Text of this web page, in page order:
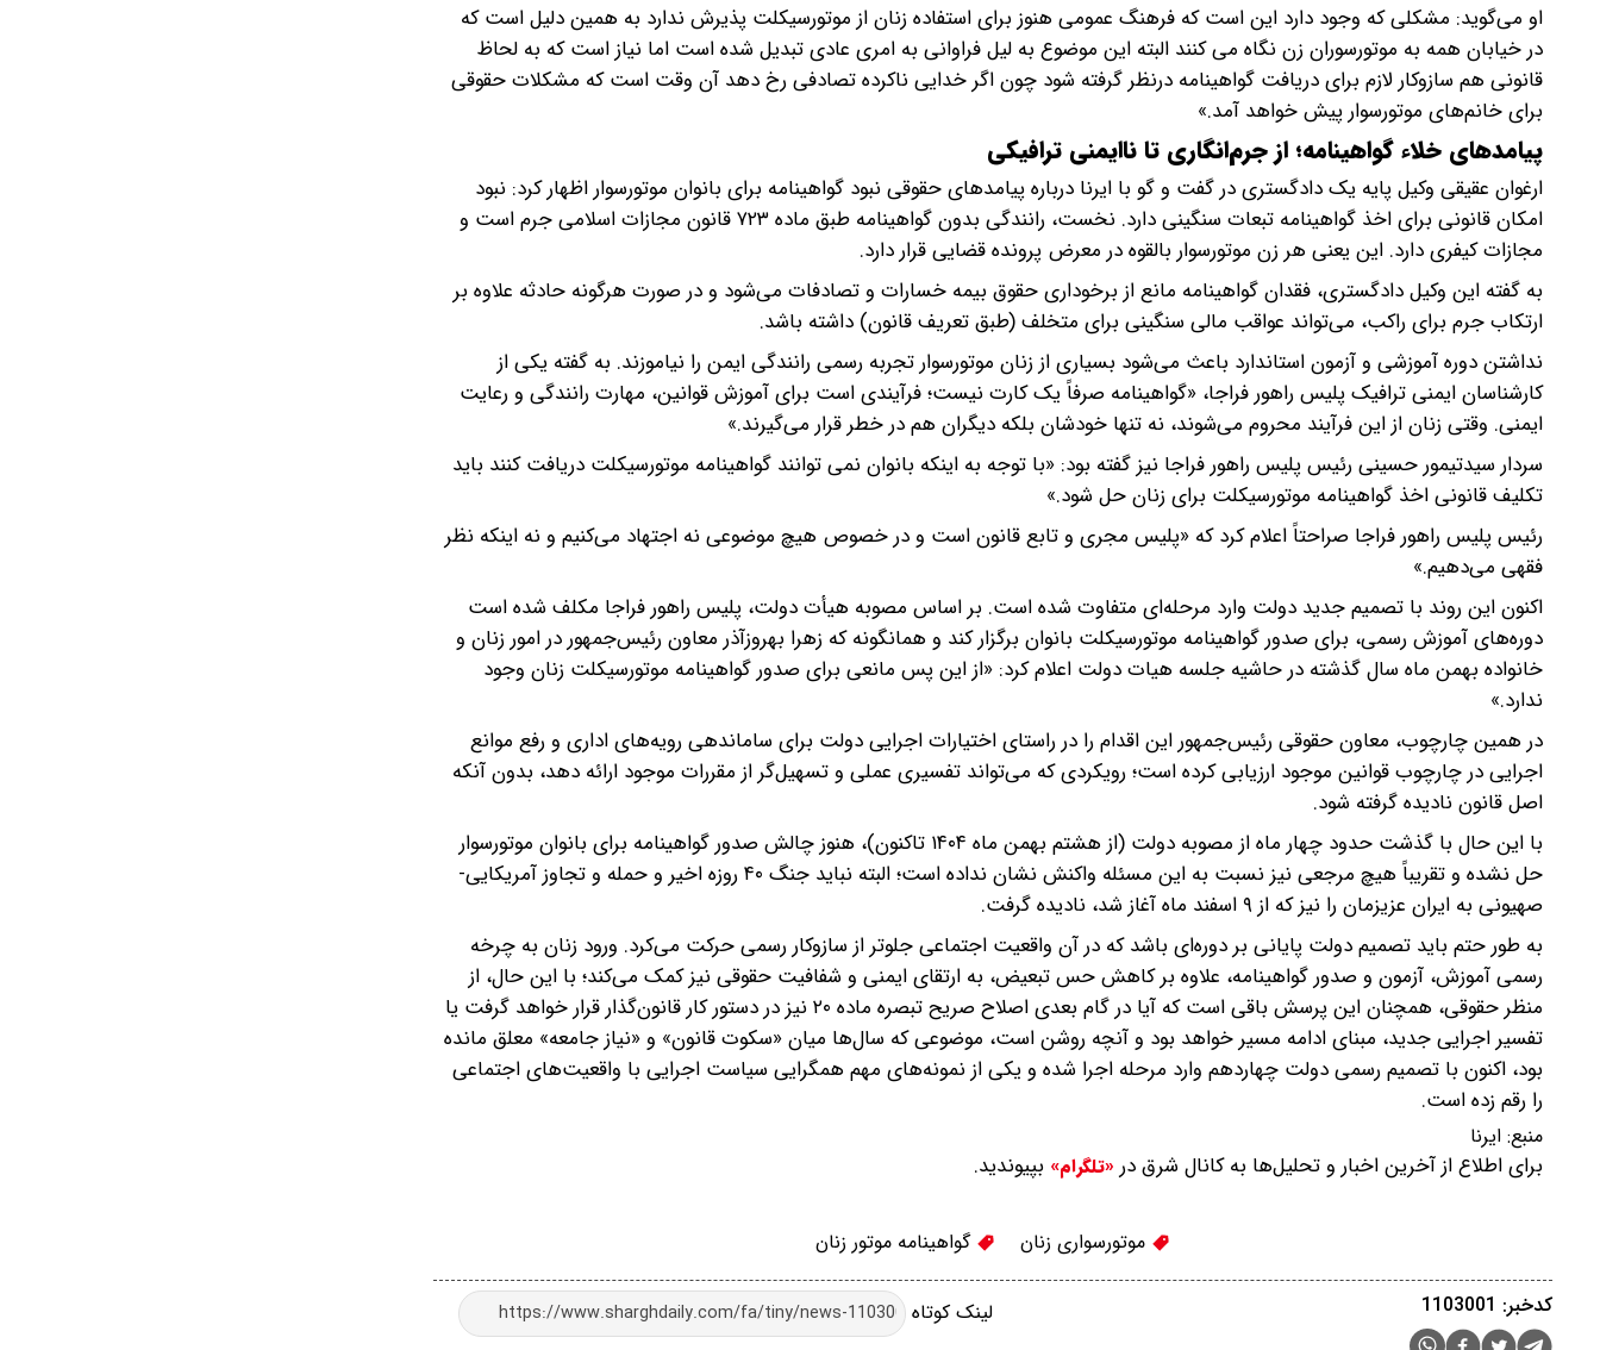
او می‌گوید: مشکلی که وجود دارد این است که فرهنگ عمومی هنوز برای استفاده زنان از موتورسیکلت پذیرش ندارد به همین دلیل است که
در خیابان همه به موتورسوران زن نگاه می کنند البته این موضوع به لیل فراوانی به امری عادی تبدیل شده است اما نیاز است که به لحاظ
قانونی هم سازوکار لازم برای دریافت گواهینامه درنظر گرفته شود چون اگر خدایی ناکرده تصادفی رخ دهد آن وقت است که مشکلات حقوقی
برای خانم‌های موتورسوار پیش خواهد آمد.»
پیامدهای خلاء گواهینامه؛ از جرم‌انگاری تا ناایمنی ترافیکی
ارغوان عقیقی وکیل پایه یک دادگستری در گفت و گو با ایرنا درباره پیامدهای حقوقی نبود گواهینامه برای بانوان موتورسوار اظهار کرد: نبود
امکان قانونی برای اخذ گواهینامه تبعات سنگینی دارد. نخست، رانندگی بدون گواهینامه طبق ماده ۷۲۳ قانون مجازات اسلامی جرم است و
مجازات کیفری دارد. این یعنی هر زن موتورسوار بالقوه در معرض پرونده قضایی قرار دارد.
به گفته این وکیل دادگستری، فقدان گواهینامه مانع از برخوداری حقوق بیمه‌ خسارات و تصادفات می‌شود و در صورت هرگونه حادثه علاوه بر
ارتکاب جرم برای راکب، می‌تواند عواقب مالی سنگینی برای متخلف (طبق تعریف قانون) داشته باشد.
نداشتن دوره آموزشی و آزمون استاندارد باعث می‌شود بسیاری از زنان موتورسوار تجربه‌ رسمی رانندگی ایمن را نیاموزند. به گفته یکی از
کارشناسان ایمنی ترافیک پلیس راهور فراجا، «گواهینامه صرفاً یک کارت نیست؛ فرآیندی است برای آموزش قوانین، مهارت رانندگی و رعایت
ایمنی. وقتی زنان از این فرآیند محروم می‌شوند، نه تنها خودشان بلکه دیگران هم در خطر قرار می‌گیرند.»
سردار سیدتیمور حسینی رئیس پلیس راهور فراجا نیز گفته بود: «با توجه به اینکه بانوان نمی توانند گواهینامه موتورسیکلت دریافت کنند باید
تکلیف قانونی اخذ گواهینامه موتورسیکلت برای زنان حل شود.»
رئیس پلیس راهور فراجا صراحتاً اعلام کرد که «پلیس مجری و تابع قانون است و در خصوص هیچ موضوعی نه اجتهاد می‌کنیم و نه اینکه نظر
فقهی می‌دهیم.»
اکنون این روند با تصمیم جدید دولت وارد مرحله‌ای متفاوت شده است. بر اساس مصوبه هیأت دولت، پلیس راهور فراجا مکلف شده است
دوره‌های آموزش رسمی، برای صدور گواهینامه موتورسیکلت بانوان برگزار کند و همانگونه که زهرا بهروزآذر معاون رئیس‌جمهور در امور زنان و
خانواده بهمن ماه سال گذشته در حاشیه جلسه هیات دولت اعلام کرد: «از این پس مانعی برای صدور گواهینامه موتورسیکلت زنان وجود
ندارد.»
در همین چارچوب، معاون حقوقی رئیس‌جمهور این اقدام را در راستای اختیارات اجرایی دولت برای ساماندهی رویه‌های اداری و رفع موانع
اجرایی در چارچوب قوانین موجود ارزیابی کرده است؛ رویکردی که می‌تواند تفسیری عملی و تسهیل‌گر از مقررات موجود ارائه دهد، بدون آنکه
اصل قانون نادیده گرفته شود.
با این حال با گذشت حدود چهار ماه از مصوبه دولت (از هشتم بهمن ماه ۱۴۰۴ تاکنون)، هنوز چالش صدور گواهینامه برای بانوان موتورسوار
حل نشده و تقریباً هیچ مرجعی نیز نسبت به این مسئله واکنش نشان نداده است؛ البته نباید جنگ ۴۰ روزه اخیر و حمله و تجاوز آمریکایی-
صهیونی به ایران عزیزمان را نیز که از ۹ اسفند ماه آغاز شد، نادیده گرفت.
به طور حتم باید تصمیم دولت پایانی بر دوره‌ای باشد که در آن واقعیت اجتماعی جلوتر از سازوکار رسمی حرکت می‌کرد. ورود زنان به چرخه
رسمی آموزش، آزمون و صدور گواهینامه، علاوه بر کاهش حس تبعیض، به ارتقای ایمنی و شفافیت حقوقی نیز کمک می‌کند؛ با این حال، از
منظر حقوقی، همچنان این پرسش باقی است که آیا در گام بعدی اصلاح صریح تبصره ماده ۲۰ نیز در دستور کار قانون‌گذار قرار خواهد گرفت یا
تفسیر اجرایی جدید، مبنای ادامه مسیر خواهد بود و آنچه روشن است، موضوعی که سال‌ها میان «سکوت قانون» و «نیاز جامعه» معلق مانده
بود، اکنون با تصمیم رسمی دولت چهاردهم وارد مرحله اجرا شده و یکی از نمونه‌های مهم همگرایی سیاست اجرایی با واقعیت‌های اجتماعی
را رقم زده است.
منبع: ایرنا
برای اطلاع از آخرین اخبار و تحلیل‌ها به کانال شرق در «تلگرام» بپیوندید.
موتورسواری زنان گواهینامه موتور زنان
لینک کوتاه کدخبر: 1103001